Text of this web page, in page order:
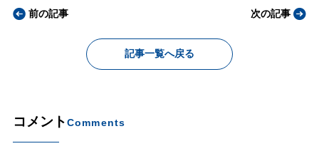
前の記事
記事一覧へ戻る
次の記事
コメントComments